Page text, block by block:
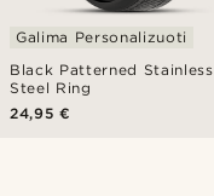
Black Patterned Stainless
Steel Ring
Galima Personalizuoti
24,95 €